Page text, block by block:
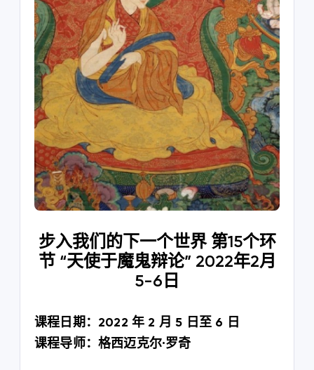
步入我们的下一个世界 第15个环
节 “天使于魔鬼辩论” 2022年2月
5-6日
课程日期：2022 年 2 月 5 日至 6 日
课程导师：格西迈克尔·罗奇